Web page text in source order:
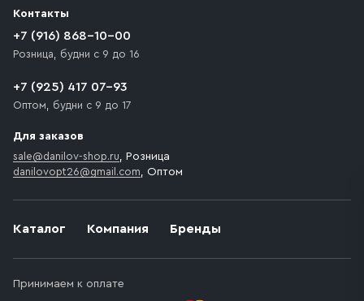
Каталог Компания Бренды
Принимаем к оплате
Контакты
+7 (916) 868-10-00
Розница, будни с 9 до 16
+7 (925) 417 07-93
Оптом, будни с 9 до 17
Для заказов
sale@danilov-shop.ru, Розница
danilovopt26@gmail.com, Оптом